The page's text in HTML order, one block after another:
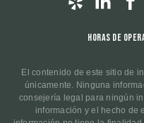
Horas de
El contenido de este sitio de
únicamente. Ninguna
consejería legal para ningún
información y el hecho de